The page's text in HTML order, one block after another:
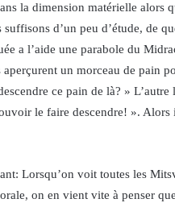
la dimension matérielle alors
d’un peu d’étude, de
a l’aide une parabole du
un morceau de pain
ce pain de là? »
le faire descendre! ».
Lorsqu’on voit toutes les
on en vient vite à penser